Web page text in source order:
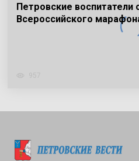
Петровские воспитатели
Всероссийского